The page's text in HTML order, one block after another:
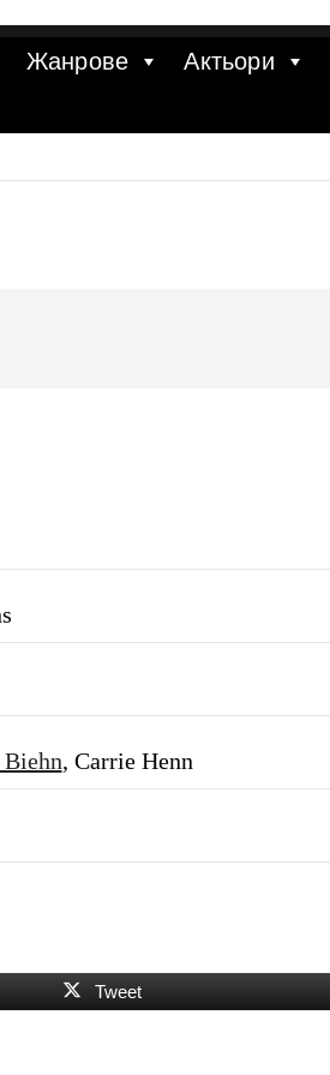
Жанрове Актьори
, Carrie Henn
Tweet